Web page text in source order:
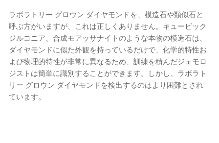
ラボラトリー グロウン ダイヤモンドを、模造石や類似石と
呼ぶ方がいますが、これは正しくありません。キュービック
ジルコニア、合成モアッサナイトのような本物の模造石は、
ダイヤモンドに似た外観を持っているだけで、化学的特性お
よび物理的特性が非常に異なるため、訓練を積んだジェモロ
ジストは簡単に識別することができます。しかし、ラボラト
リー グロウン ダイヤモンドを検出するのはより困難とされ
ています。